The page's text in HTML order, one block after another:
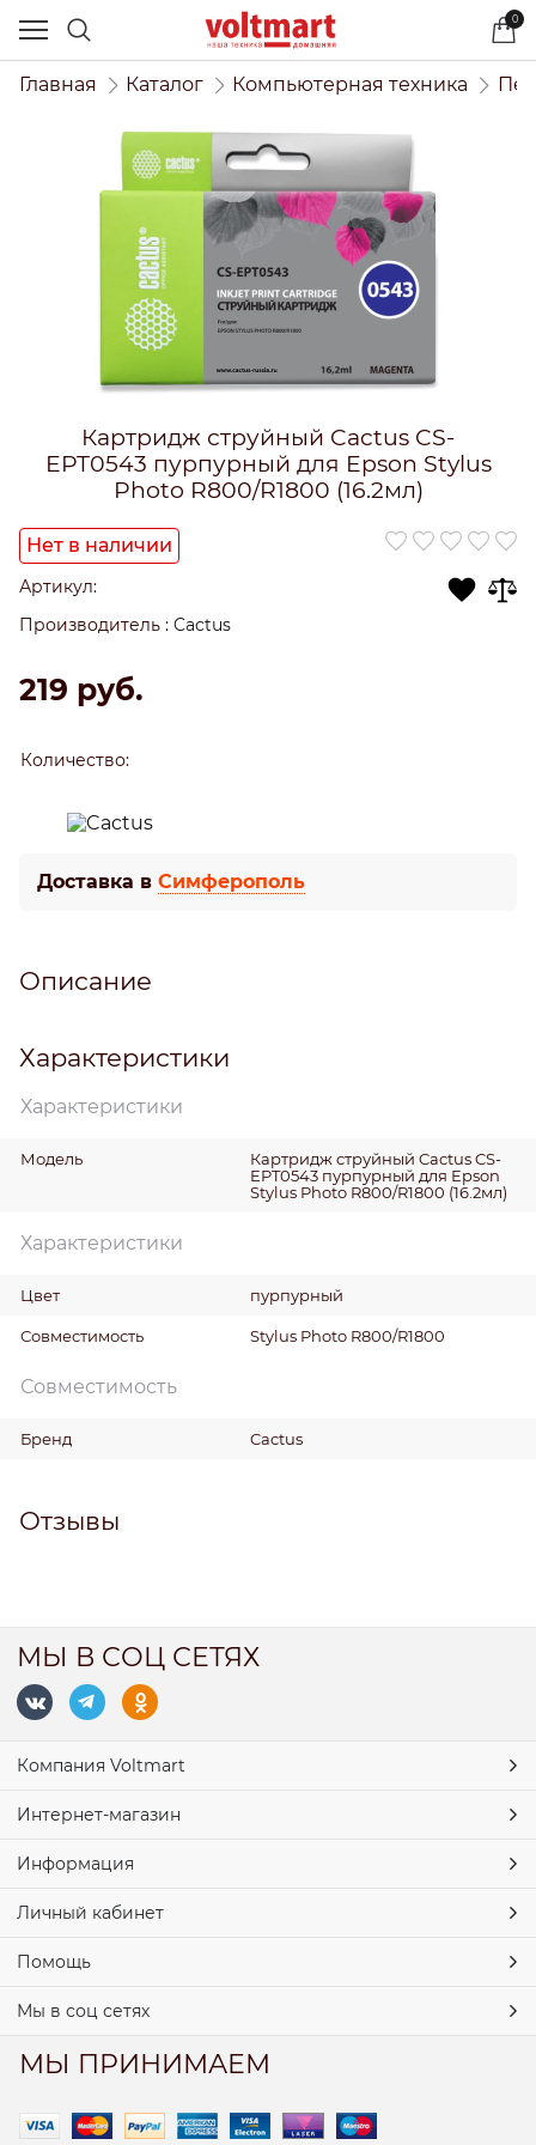
0
Главная Каталог Компьютерная техника
Картридж струйный Cactus CS-
EPT0543 пурпурный для Epson Stylus
Photo R800/R1800 (16.2мл)
Нет в наличии
Артикул:
Производитель : Cactus
219 руб.
Количество:
Доставка в Симферополь
Описание
Характеристики
Характеристики
Модель
Картридж струйный Cactus CS-
EPT0543 пурпурный для Epson
Stylus Photo R800/R1800 (16.2мл)
Характеристики
Цвет пурпурный
Совместимость Stylus Photo R800/R1800
Совместимость
Бренд Cactus
Отзывы
МЫ В СОЦ СЕТЯХ
Компания Voltmart
Интернет-магазин
Информация
Личный кабинет
Помощь
Мы в соц сетях
МЫ ПРИНИМАЕМ